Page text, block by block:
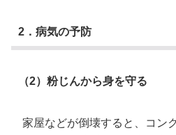
2．病気の予防
（2）粉じんから身を守る
家屋などが倒壊すると、コン